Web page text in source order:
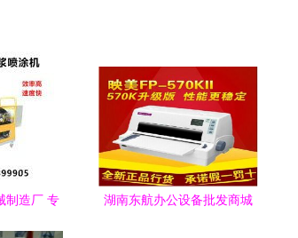
制造厂 专
湖南东航办公设备批发商城